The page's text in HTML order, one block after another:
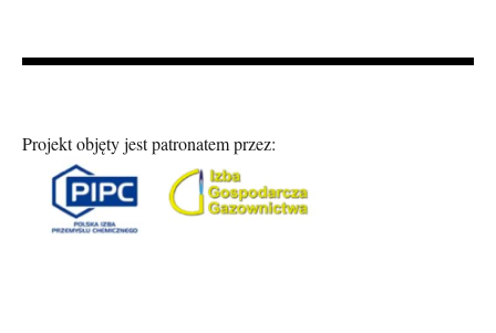
Projekt objęty jest patronatem przez: